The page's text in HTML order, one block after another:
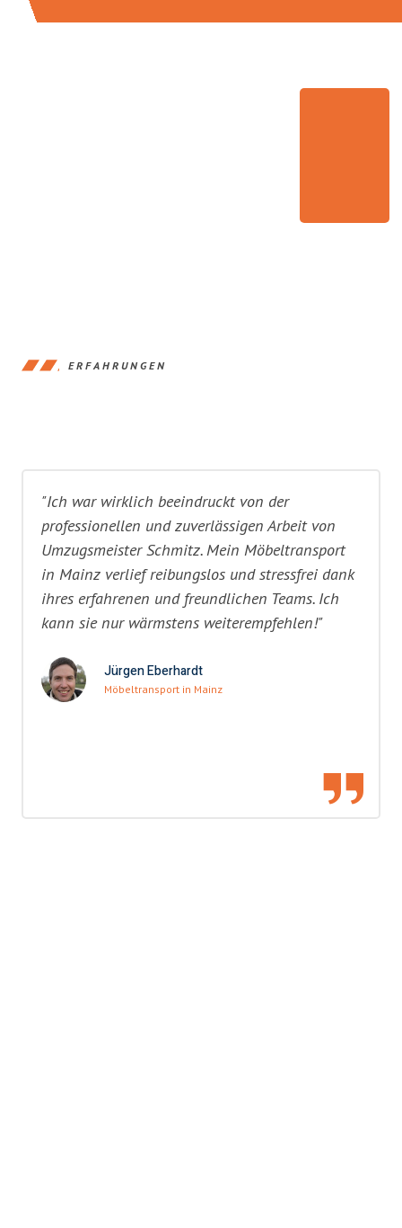
ERFAHRUNGEN
"Ich war wirklich beeindruckt von der
professionellen und zuverlässigen Arbeit von
Umzugsmeister Schmitz. Mein Möbeltransport
in Mainz verlief reibungslos und stressfrei dank
ihres erfahrenen und freundlichen Teams. Ich
kann sie nur wärmstens weiterempfehlen!"
Jürgen Eberhardt
Möbeltransport in Mainz